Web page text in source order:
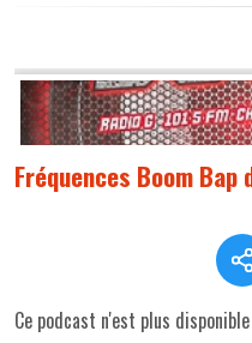
Fréquences Boom
Ce podcast n'est plus